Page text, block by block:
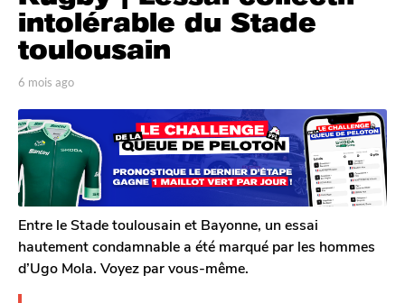
o
i
s
a
o
6
m
o
i
s
a
g
o
intolérable du Stade
toulousain
p
r
T
o
m
G
a
l
e
r
o
n
6 mois ago
i
s
g
o
Entre le Stade toulousain et Bayonne, un essai
hautement condamnable a été marqué par les hommes
d’Ugo Mola. Voyez par vous-même.